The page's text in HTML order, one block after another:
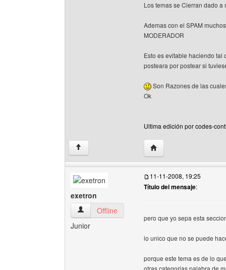
Los temas se Cierran dado
Ademas con el SPAM
MODERADOR
Esto es evitable haciendo tal
posteara por postear si
Son Razones de las
Ok
Ultima edición por codes-
↑ Visitar sitio web del
exetron
exetron Ver perfil del usuario
Offline
Junior
11-11-2008, 19:25
Título del mensaje:
pero que yo sepa esta
lo unico que no se puede
porque este tema es de lo
otras categorias palabra de